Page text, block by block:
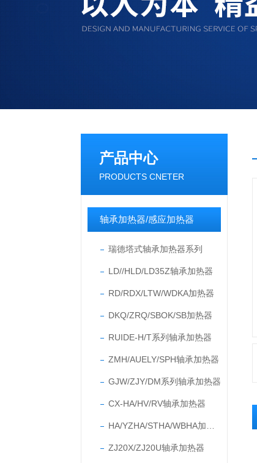
产品中心
PRODUCTS CNETER
轴承加热器/感应加热器
瑞德塔式轴承加热器系列
LD//HLD/LD35Z轴承加热器
RD/RDX/LTW/WDKA加热器
DKQ/ZRQ/SBOK/SB加热器
RUIDE-H/T系列轴承加热器
ZMH/AUELY/SPH轴承加热器
GJW/ZJY/DM系列轴承加热器
CX-HA/HV/RV轴承加热器
ZJ20X/ZJ20U轴承加热器